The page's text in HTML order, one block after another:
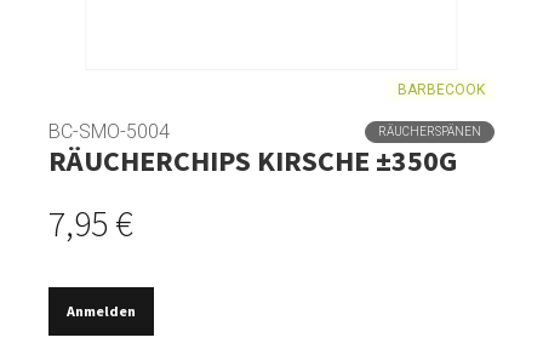
BARBECOOK
BC-SMO-5004 RÄUCHERSPÄNEN
RÄUCHERCHIPS KIRSCHE ±350G
7,95 €
Anmelden